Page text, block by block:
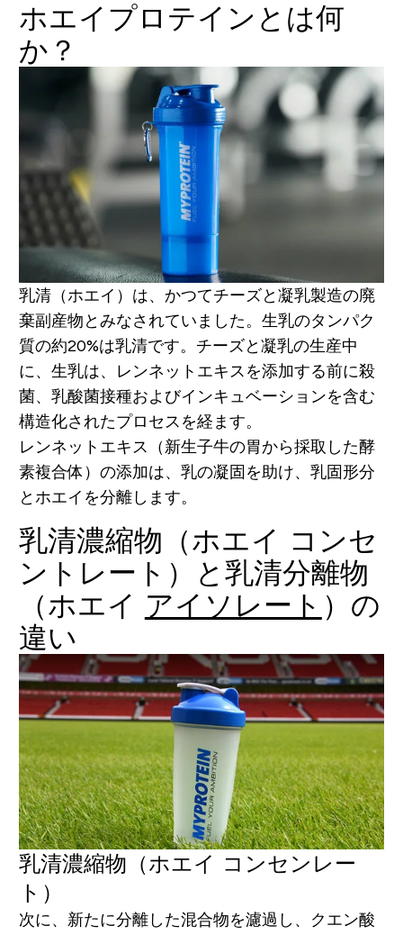
ホエイプロテインとは何
か？
乳清（ホエイ）は、かつてチーズと凝乳製造の廃
棄副産物とみなされていました。生乳のタンパク
質の約20%は乳清です。チーズと凝乳の生産中
に、生乳は、レンネットエキスを添加する前に殺
菌、乳酸菌接種およびインキュベーションを含む
構造化されたプロセスを経ます。
レンネットエキス（新生子牛の胃から採取した酵
素複合体）の添加は、乳の凝固を助け、乳固形分
とホエイを分離します。
乳清濃縮物（ホエイ コンセ
ントレート）と乳清分離物
（ホエイ アイソレート ）の
違い
乳清濃縮物（ホエイ コンセンレー
ト）
次に、新たに分離した混合物を濾過し、クエン酸